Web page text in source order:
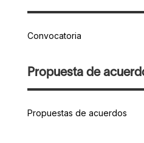
Convocatoria
Propuesta de
Propuestas de acuerdos